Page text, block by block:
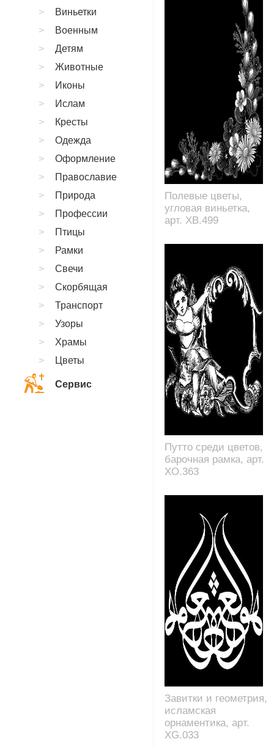
Полевые цветы,
угловая виньетка,
арт. XB.499
Путто среди цветов,
барочная рамка, арт.
XO.363
Завитки и геометрия,
исламская
орнаментика, арт.
XG.033
Виньетки
Военным
Детям
Животные
Иконы
Ислам
Кресты
Одежда
Оформление
Православие
Природа
Профессии
Птицы
Рамки
Свечи
Скорбящая
Транспорт
Узоры
Храмы
Цветы
Сервис